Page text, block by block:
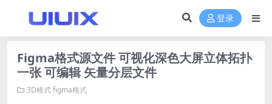
登录
Figma格式源文件 可视化深色大屏立体拓扑
一张 可编辑 矢量分层文件
3D格式figma格式